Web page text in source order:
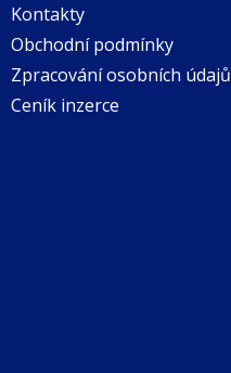
Kontakty
Obchodní podmínky
Zpracování osobních údajů
Ceník inzerce